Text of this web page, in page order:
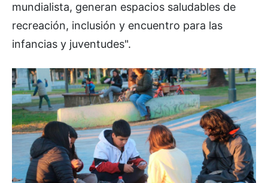
mundialista, generan espacios saludables de
recreación, inclusión y encuentro para las
infancias y juventudes".